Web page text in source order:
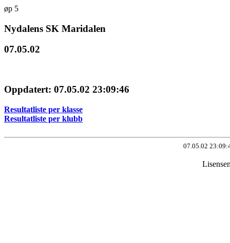
øp 5
Nydalens SK Maridalen
07.05.02
Oppdatert: 07.05.02 23:09:46
Resultatliste per klasse
Resultatliste per klubb
07.05.02